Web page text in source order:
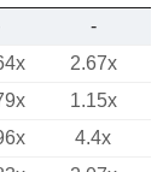
-
2.67x
1.15x
4.4x